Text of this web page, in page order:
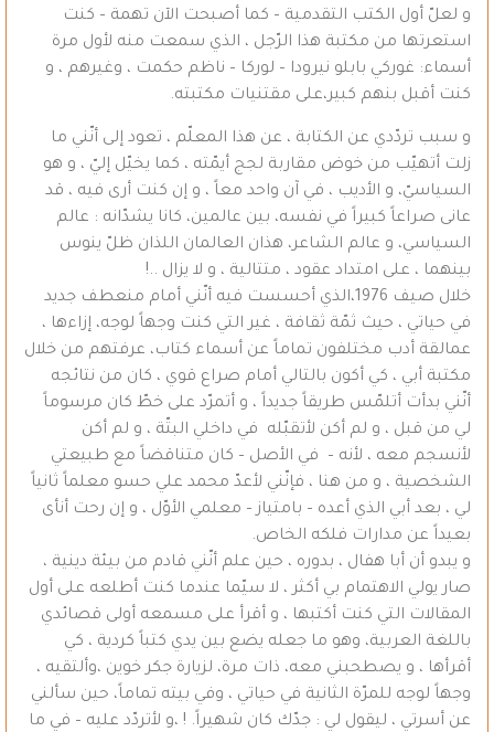
و لعلّ أول الكتب التقدمية – كما أصبحت الآن تهمة – كنت
استعرتها من مكتبة هذا الرّجل ، الذي سمعت منه لأول مرة
أسماء: غوركي بابلو نيرودا – لوركا – ناظم حكمت ، وغيرهم ، و
كنت أقبل بنهم كبير،على مقتنيات مكتبته.
و سبب تردّدي عن الكتابة ، عن هذا المعلّم ، تعود إلى أنّني ما
زلت أتهيّب من خوض مقاربة لجج أيمّته ، كما يخيّل إليّ ، و هو
السياسيّ، و الأديب ، في آن واحد معاً ، و إن كنت أرى فيه ، قد
عانى صراعاً كبيراً في نفسه، بين عالمين، كانا يشدّانه : عالم
السياسي، و عالم الشاعر، هذان العالمان اللذان ظلّ ينوس
بينهما ، على امتداد عقود ، متتالية ، و لا يزال ..!
خلال صيف 1976،الذي أحسست فيه أنّني أمام منعطف جديد
في حياتي ، حيث ثمّة ثقافة ، غير التي كنت وجهاً لوجه، إزاءها ،
عمالقة أدب مختلفون تماماً عن أسماء كتاب، عرفتهم من خلال
مكتبة أبي ، كي أكون بالتالي أمام صراع قوي ، كان من نتائجه
أنّني بدأت أتلمّس طريقاً جديداً ، و أتمرّد على خطّ كان مرسوماً
لي من قبل ، و لم أكن لأتقبّله في داخلي البتّة ، و لم أكن
لأنسجم معه ، لأنه – في الأصل – كان متناقضاً مع طبيعتي
الشخصية ، و من هنا ، فإنّني لأعدّ محمد علي حسو معلماً ثانياً
لي ، بعد أبي الذي أعده – بامتياز – معلمي الأوّل ، و إن رحت أنأى
بعيداً عن مدارات فلكه الخاص.
و يبدو أن أبا هفال ، بدوره ، حين علم أنّني قادم من بيئة دينية ،
صار يولي الاهتمام بي أكثر ، لا سيّما عندما كنت أطلعه على أول
المقالات التي كنت أكتبها ، و أقرأ على مسمعه أولى قصائدي
باللغة العربية، وهو ما جعله يضع بين يدي كتباً كردية ، كي
أقرأها ، و يصطحبني معه، ذات مرة، لزيارة جكر خوين ،وألتقيه ،
وجهاً لوجه للمرّة الثانية في حياتي ، وفي بيته تماماً، حين سألني
عن أسرتي ، ليقول لي : جدّك كان شهيراً. ! ،و لأتردّد عليه – في ما